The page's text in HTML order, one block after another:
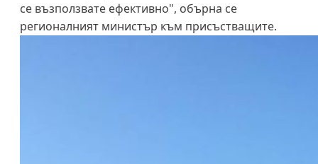
се възползвате ефективно", обърна се
регионалният министър към присъстващите.